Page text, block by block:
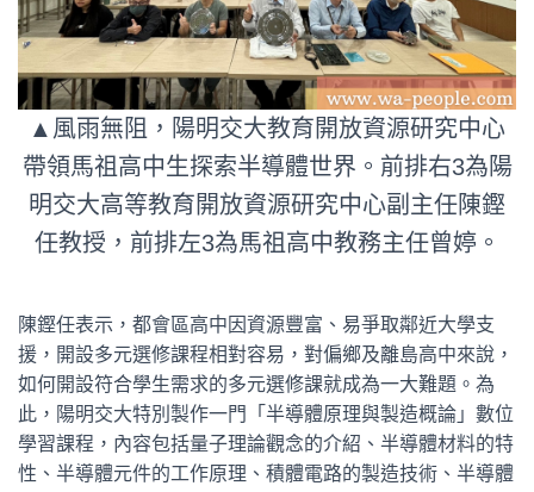
▲風雨無阻，陽明交大教育開放資源研究中心
帶領馬祖高中生探索半導體世界。前排右3為陽
明交大高等教育開放資源研究中心副主任陳鏗
任教授，前排左3為馬祖高中教務主任曾婷。
陳鏗任表示，都會區高中因資源豐富、易爭取鄰近大學支
援，開設多元選修課程相對容易，對偏鄉及離島高中來說，
如何開設符合學生需求的多元選修課就成為一大難題。為
此，陽明交大特別製作一門「半導體原理與製造概論」數位
學習課程，內容包括量子理論觀念的介紹、半導體材料的特
性、半導體元件的工作原理、積體電路的製造技術、半導體